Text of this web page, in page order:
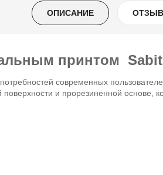
ОПИСАНИЕ
принтом
современных
и прорезиненной